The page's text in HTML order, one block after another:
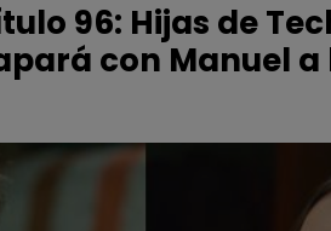
96: Hijas de
con Manuel